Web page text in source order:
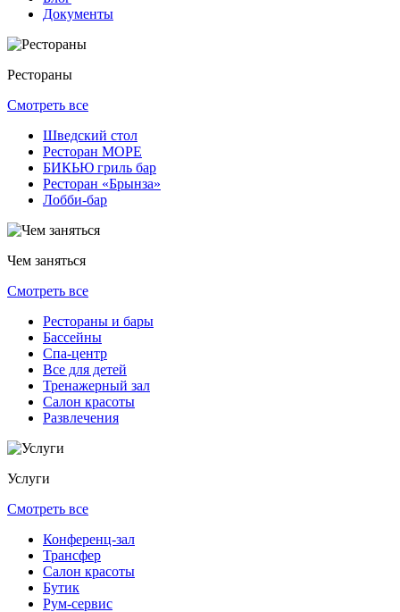
Документы
Рестораны
Смотреть все
Шведский стол
Ресторан МОРЕ
БИКЬЮ гриль бар
Ресторан «Брынза»
Лобби-бар
Чем заняться
Смотреть все
Рестораны и бары
Бассейны
Спа-центр
Все для детей
Тренажерный зал
Салон красоты
Развлечения
Услуги
Смотреть все
Конференц-зал
Трансфер
Салон красоты
Бутик
Рум-сервис